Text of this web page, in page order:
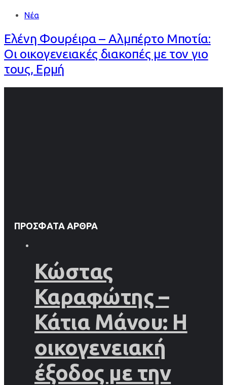
Νέα
Ελένη Φουρέιρα – Αλμπέρτο Μποτία:
Οι οικογενειακές διακοπές με τον γιο
τους, Ερμή
ΠΡΌΣΦΑΤΑ ΆΡΘΡΑ
Κώστας
Καραφώτης –
Κάτια Μάνου: Η
οικογενειακή
έξοδος με την